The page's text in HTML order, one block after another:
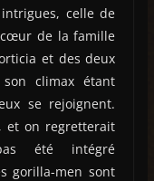
celle de
de la famille
et des deux
climax étant
se rejoignent.
et on regretterait
été intégré
gorilla-men sont